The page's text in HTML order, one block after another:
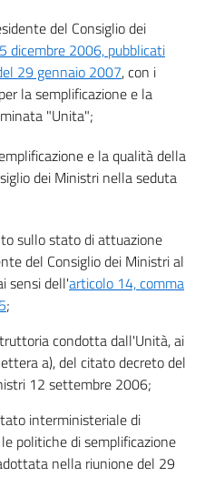
del Consiglio dei
5 dicembre 2006, pubblicati
29 gennaio 2007, con i
la semplificazione e la
"Unita";
e la qualità della
dei Ministri nella seduta
sullo stato di attuazione
del Consiglio dei Ministri al
sensi dell'articolo 14, comma
;
condotta dall'Unità, ai
a), del citato decreto del
12 settembre 2006;
interministeriale di
politiche di semplificazione
nella riunione del 29